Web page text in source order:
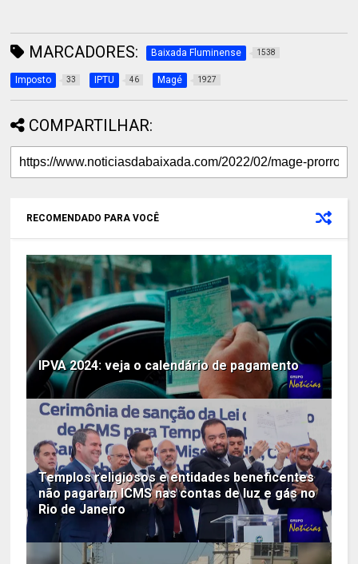
MARCADORES: Baixada Fluminense 1538
Imposto 33 IPTU 46 Magé 1927
COMPARTILHAR:
RECOMENDADO PARA VOCÊ
IPVA 2024: veja o calendário de pagamento
Templos religiosos e entidades beneficentes
não pagaram ICMS nas contas de luz e gás no
Rio de Janeiro